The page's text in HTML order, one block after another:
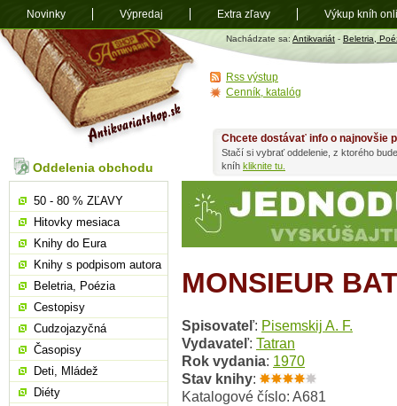
Antikvariát
shop.sk
Nachádzate sa: Antikvariát - Beletria,
MONSIEUR
Spisovateľ: Pisemskij A. F.
Vydavateľ: Tatran
Rok vydania: 1970
Stav knihy:
Katalogové číslo: A681
Chcete dostávať info o najnovšie
Stačí si vybrať oddelenie, z ktorého
kníh kliknite tu.
Oddelenia obchodu
50 - 80 % ZĽAVY
Hitovky mesiaca
Knihy do Eura
Knihy s podpisom autora
Beletria, Poézia
Cestopisy
Cudzojazyčná
Časopisy
Deti, Mládež
Diéty
Rss výstup
Cenník, katalóg
Novinky Výpredaj Extra zľavy Výkup kníh